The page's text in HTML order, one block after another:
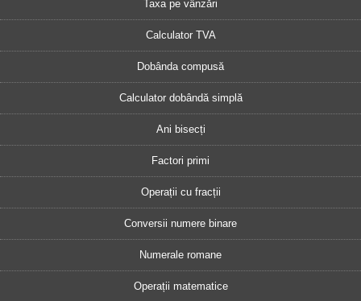
Taxa pe vânzări
Calculator TVA
Dobânda compusă
Calculator dobândă simplă
Ani bisecți
Factori primi
Operații cu fracții
Conversii numere binare
Numerale romane
Operații matematice